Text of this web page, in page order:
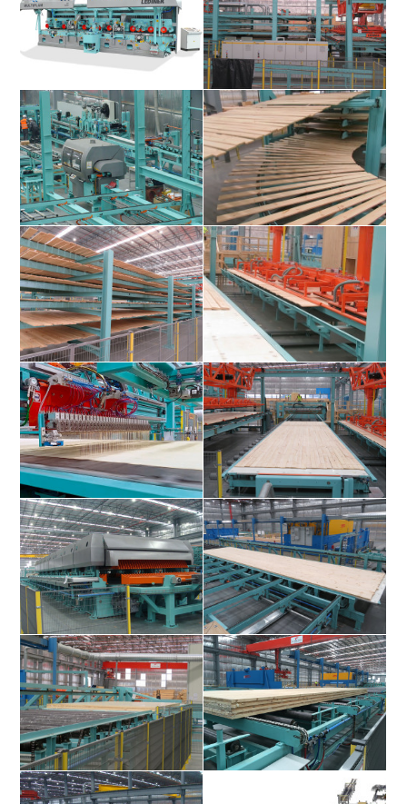
oder 72 m/min
MULTIPLAN
Lamellenhobelmaschine für
Perfekte Oberfläche exakte
Dimension
Mehretagenlager als
Filmetagenlager für Längslagen
X-CUT Hochleistungs- Kappsägen
für Querlagen
Beschickung und Entleerung des
Filmetagenlagers für Querlagen
Filmetagenlager für Querlagen (6
Fächeretagen)
Vakuum Stapelgerät speziell für
Querlagen
SPS gesteuerte PUR (1K
Polyurethane Klebstoff)
Flächenbeleimung für
Brettsperrholz
Massiver BSP Legetisch aus
Aluminium mit PE Beschichtung für
schnellen Plattenaufbau
X-Press 16 Brettsperrholzpresse
mit hohem spezifischem Druck bis
zu 0,8 N/mm²
Zweiter Legetisch mit gepresster
Rohplatte
Längs- Abschiebevorrichtung für
BSP
CLT billet ready to be loaded to the